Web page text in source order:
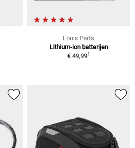
Louis Parts
Lithium-ion batterijen
€ 49,991